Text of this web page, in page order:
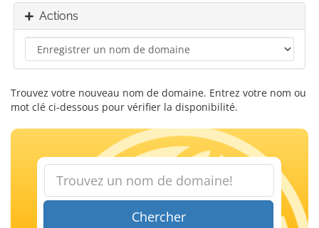
Actions
Trouvez votre nouveau nom de domaine. Entrez votre nom ou
mot clé ci-dessous pour vérifier la disponibilité.
Chercher